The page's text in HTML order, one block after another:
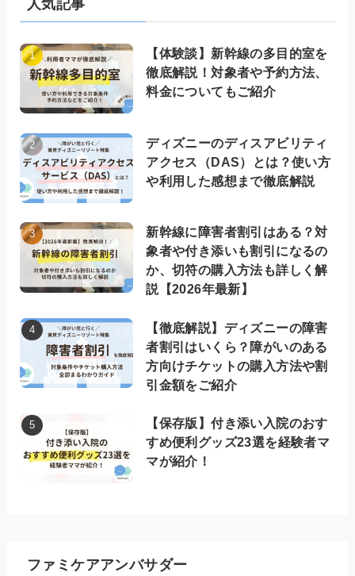
人気記事
【体験談】新幹線の多目的室を
徹底解説！対象者や予約方法、
料金についてもご紹介
ディズニーのディスアビリティ
アクセス（DAS）とは？使い方
や利用した感想まで徹底解説
新幹線に障害者割引はある？対
象者や付き添いも割引になるの
か、切符の購入方法も詳しく解
説【2026年最新】
【徹底解説】ディズニーの障害
者割引はいくら？障がいのある
方向けチケットの購入方法や割
引金額をご紹介
【保存版】付き添い入院のおす
すめ便利グッズ23選を経験者マ
マが紹介！
ファミケアアンバサダー